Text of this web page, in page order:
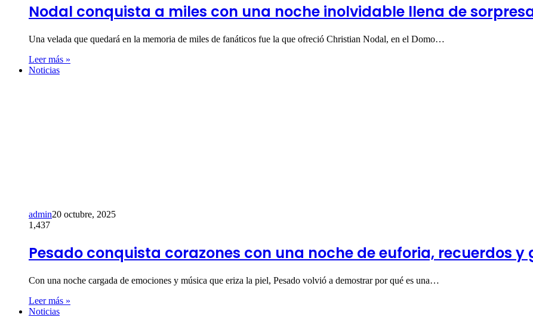
Nodal conquista a miles con una noche inolvidable llena de
Una velada que quedará en la memoria de miles de fanáticos fue la que ofreció Christian Nodal, en el Domo…
Leer más »
Noticias
admin20 octubre, 2025
1,437
Pesado conquista corazones con una noche de euforia, recuerdos y
Con una noche cargada de emociones y música que eriza la piel, Pesado volvió a demostrar por qué es una…
Leer más »
Noticias